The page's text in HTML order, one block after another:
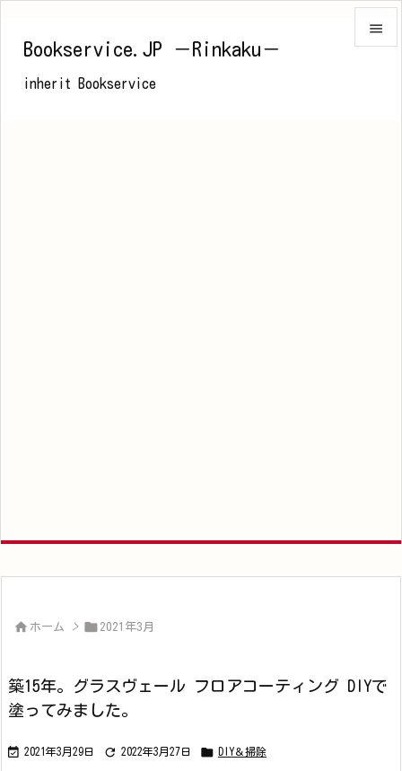
Bookservice.JP －Rinkaku－
inherit Bookservice

 ホーム >  2021年3月
築15年。グラスヴェール フロアコーティング DIYで
塗ってみました。
 2021年3月29日  2022年3月27日  DIY＆掃除